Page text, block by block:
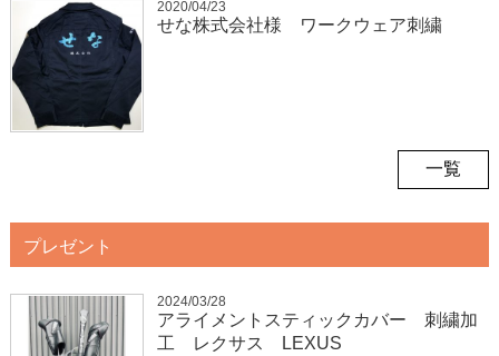
2020/04/23
せな株式会社様 ワークウェア刺繍
一覧
プレゼント
2024/03/28
アライメントスティックカバー 刺繍加
工 レクサス LEXUS